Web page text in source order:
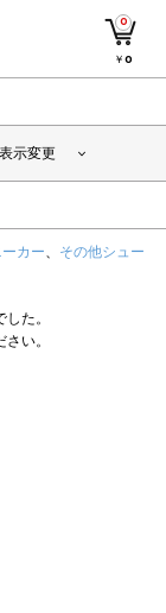
0
￥0
表示変更
カー、 その他シュー
た。
い。